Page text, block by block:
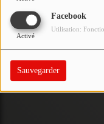
Facebook
Activé
Utilisation:
Sauvegarder
PARTICIPEZ
JEUX CONCOURS
RECRUTEMENT
VENEZ DANS LE PUBLIC !